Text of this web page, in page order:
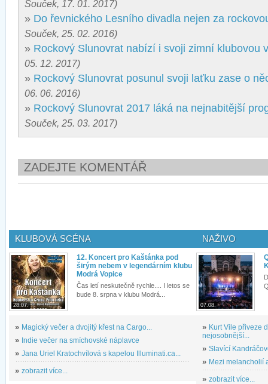
Souček, 17. 01. 2017)
» Do řevnického Lesního divadla nejen za
Souček, 25. 02. 2016)
» Rockový Slunovrat nabízí i svoji zimní klubovou
05. 12. 2017)
» Rockový Slunovrat posunul svoji laťku zase o
06. 06. 2016)
» Rockový Slunovrat 2017 láká na nejnabitější
Souček, 25. 03. 2017)
ZADEJTE KOMENTÁŘ
KLUBOVÁ SCÉNA
28.07.
12. Koncert pro Kaštánka pod
širým nebem v legendárním klubu
Modrá Vopice
Čas letí neskutečně rychle.... I letos se
bude 8. srpna v klubu Modrá...
» Magický večer a dvojitý křest na Cargo...
» Indie večer na smíchovské náplavce
» Jana Uriel Kratochvílová s kapelou Illuminati.ca...
» zobrazit více...
NAŽIVO
07.08.
» Kurt Vile přiveze
nejosobnější...
» Slavící
» Mezi melancholií
» zobrazit více...